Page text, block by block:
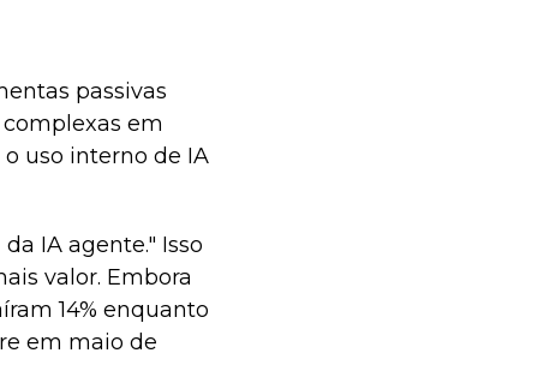
passivas
em
uso interno de IA
IA agente." Isso
valor. Embora
14% enquanto
em maio de